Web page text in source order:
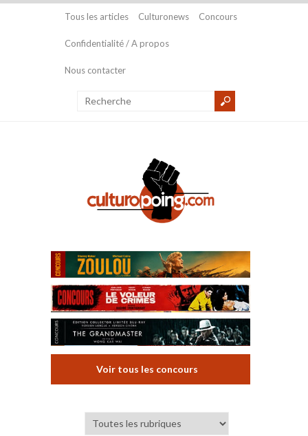
Tous les articles Culturonews Concours
Confidentialité / A propos
Nous contacter
Voir tous les concours